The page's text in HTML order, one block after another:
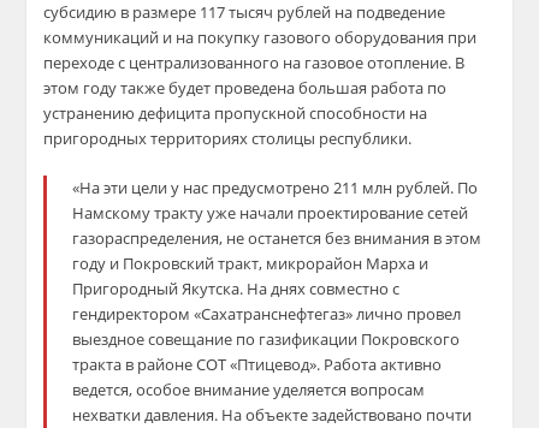
субсидию в размере 117 тысяч рублей на подведение
коммуникаций и на покупку газового оборудования при
переходе с централизованного на газовое отопление. В
этом году также будет проведена большая работа по
устранению дефицита пропускной способности на
пригородных территориях столицы республики.
«На эти цели у нас предусмотрено 211 млн рублей. По
Намскому тракту уже начали проектирование сетей
газораспределения, не останется без внимания в этом
году и Покровский тракт, микрорайон Марха и
Пригородный Якутска. На днях совместно с
гендиректором«Сахатранснефтегаз»лично провел
выездное совещание по газификации Покровского
тракта в районе СОТ «Птицевод». Работа активно
ведется, особое внимание уделяется вопросам
нехватки давления. На объекте задействовано почти